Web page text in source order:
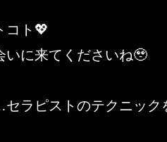
コト💖
いに来てくださいね🥹
ラピストのテクニック